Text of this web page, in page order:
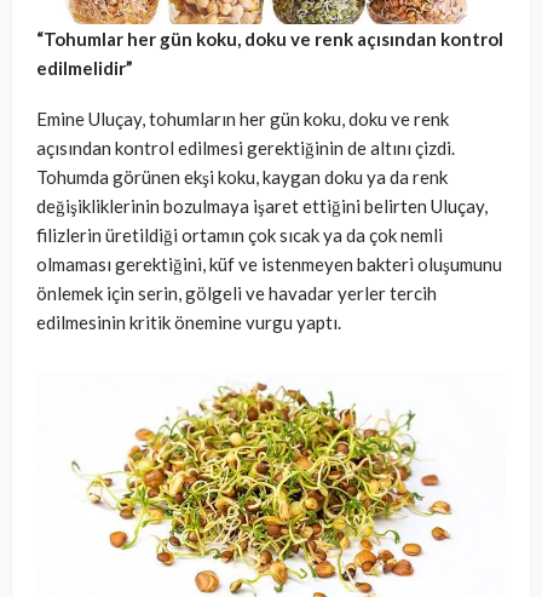
“Tohumlar her gün koku, doku ve renk açısından kontrol
edilmelidir”
Emine Uluçay, tohumların her gün koku, doku ve renk
açısından kontrol edilmesi gerektiğinin de altını çizdi.
Tohumda görünen ekşi koku, kaygan doku ya da renk
değişikliklerinin bozulmaya işaret ettiğini belirten Uluçay,
filizlerin üretildiği ortamın çok sıcak ya da çok nemli
olmaması gerektiğini, küf ve istenmeyen bakteri oluşumunu
önlemek için serin, gölgeli ve havadar yerler tercih
edilmesinin kritik önemine vurgu yaptı.